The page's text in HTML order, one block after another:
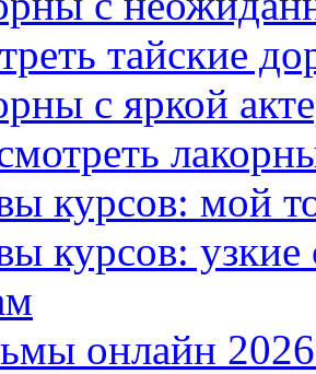
тайские
с яркой
курсов: мой
курсов:
онлайн